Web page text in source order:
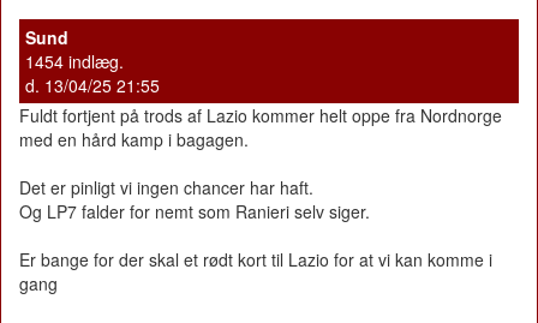
Sund
1454 indlæg.
d. 13/04/25 21:55
Fuldt fortjent på trods af Lazio kommer helt oppe fra Nordnorge
med en hård kamp i bagagen.
Det er pinligt vi ingen chancer har haft.
Og LP7 falder for nemt som Ranieri selv siger.
Er bange for der skal et rødt kort til Lazio for at vi kan komme i
gang